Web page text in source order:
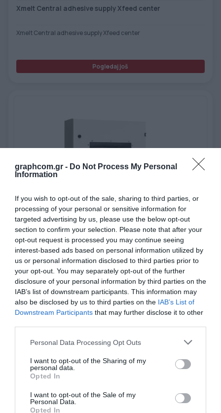
graphcom.gr - Do Not Process My Personal
Information
If you wish to opt-out of the sale, sharing to third parties, or
processing of your personal or sensitive information for
targeted advertising by us, please use the below opt-out
section to confirm your selection. Please note that after your
opt-out request is processed you may continue seeing
interest-based ads based on personal information utilized by
us or personal information disclosed to third parties prior to
your opt-out. You may separately opt-out of the further
disclosure of your personal information by third parties on the
IAB’s list of downstream participants. This information may
also be disclosed by us to third parties on the IAB’s List of
Downstream Participants that may further disclose it to other
Personal Data Processing Opt Outs
I want to opt-out of the Sharing of my
personal data.
Opted In
I want to opt-out of the Sale of my
Personal Data.
Opted In
Xmelt Central adhesive supply Xfeed center
Xmelt Central adhesive supply Xfeed center
Pogledaj još
Xmelt Central adhesive supply Xfeed distributor 4
Xmelt Central adhesive supply Xfeed distributor 4
Pogledaj još